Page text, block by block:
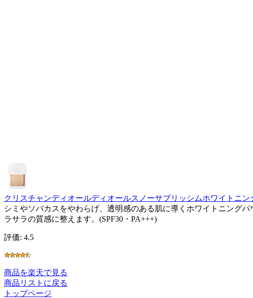
クリスチャンディオールディオールスノーサブリッシムホワイトニン
シミやソバカスをやわらげ、透明感のある肌に導くホワイトニング
ラサラの質感に整えます。(SPF30・PA+++)
評価: 4.5
商品を楽天で見る
商品リストに戻る
トップページ